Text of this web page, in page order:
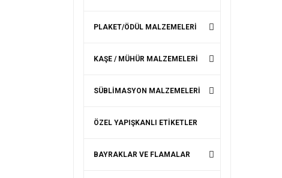
PLAKET/ÖDÜL MALZEMELERİ
KAŞE / MÜHÜR MALZEMELERİ
SÜBLİMASYON MALZEMELERİ
ÖZEL YAPIŞKANLI ETİKETLER
BAYRAKLAR VE FLAMALAR